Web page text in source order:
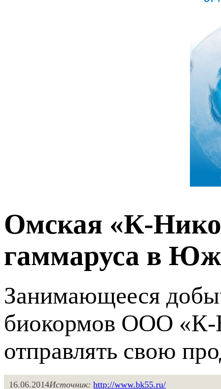
Омская «К-
гаммаруса в
Занимающееся
биокормов ООО «К-
отправлять свою
16.06.2014Источник: http://www.bk55.ru/